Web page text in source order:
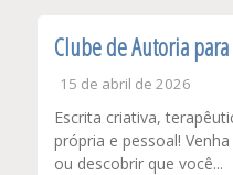
Clube de Autoria
15 de abril de 2026
Escrita criativa,
própria e pessoal!
ou descobrir que você...